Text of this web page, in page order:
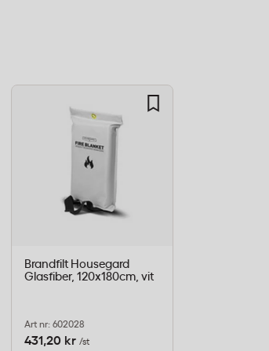
Brandfilt Housegard
Glasfiber, 120x180cm, vit
Art nr: 602028
431,20 kr /st